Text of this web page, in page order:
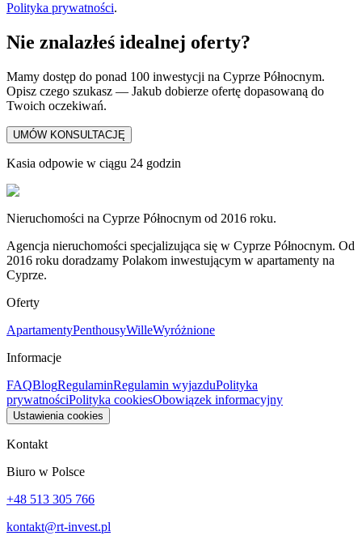
Polityka prywatności.
Nie znalazłeś idealnej oferty?
Mamy dostęp do ponad 100 inwestycji na Cyprze Północnym.
Opisz czego szukasz — Jakub dobierze ofertę dopasowaną do
Twoich oczekiwań.
UMÓW KONSULTACJĘ
Kasia odpowie w ciągu 24 godzin
Nieruchomości na Cyprze Północnym od 2016 roku.
Agencja nieruchomości specjalizująca się w Cyprze Północnym. Od
2016 roku doradzamy Polakom inwestującym w apartamenty na
Cyprze.
Oferty
ApartamentyPenthousyWilleWyróżnione
Informacje
FAQBlogRegulaminRegulamin wyjazduPolityka
prywatnościPolityka cookiesObowiązek informacyjny
Ustawienia cookies
Kontakt
Biuro w Polsce
+48 513 305 766
kontakt@rt-invest.pl